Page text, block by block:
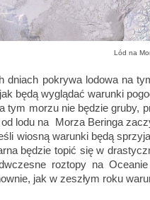
Lód na
dniach pokrywa lodowa na
będą wyglądać warunki
tym morzu nie będzie gruby,
od lodu na Morza Beringa
wiosną warunki będą
będzie topić się w
roztopy na
jak w zeszłym roku